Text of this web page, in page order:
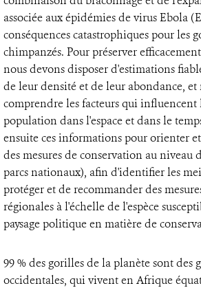
associée aux épidémies de virus Ebola
conséquences catastrophiques pour les
chimpanzés. Pour préserver
nous devons disposer d'estimations
de leur densité et de leur abondance, et
comprendre les facteurs qui
population dans l'espace et dans le
ensuite ces informations pour orienter
des mesures de conservation au niveau
parcs nationaux), afin d'identifier les
protéger et de recommander des
régionales à l'échelle de l'espèce
paysage politique en matière de
99 % des gorilles de la planète sont des
occidentales, qui vivent en Afrique